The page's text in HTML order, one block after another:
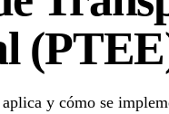
y cómo se